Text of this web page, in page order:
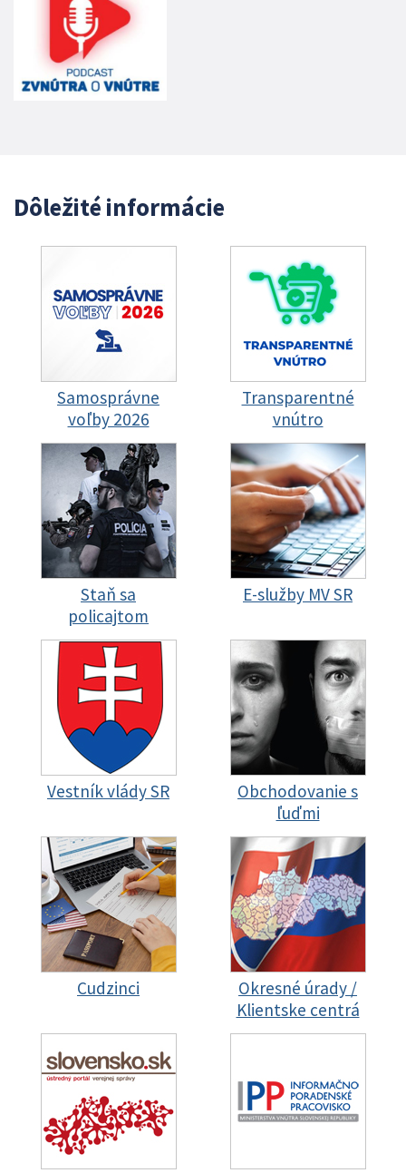
Dôležité informácie
Samosprávne
voľby 2026
Transparentné
vnútro
Staň sa
policajtom
E-služby MV SR
Vestník vlády SR
Obchodovanie s
ľuďmi
Cudzinci
Okresné úrady /
Klientske centrá